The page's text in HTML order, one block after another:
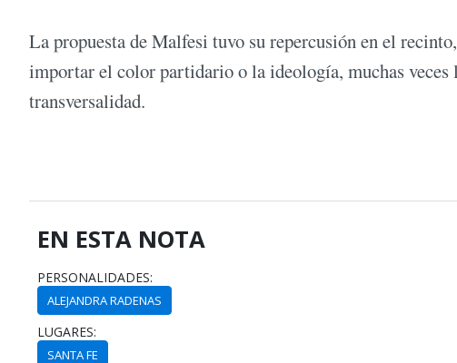
La propuesta de Malfesi tuvo su repercusión en el
importar el color partidario o la ideología, muchas veces
transversalidad.
EN ESTA NOTA
PERSONALIDADES:
ALEJANDRA RADENAS
LUGARES:
SANTA FE